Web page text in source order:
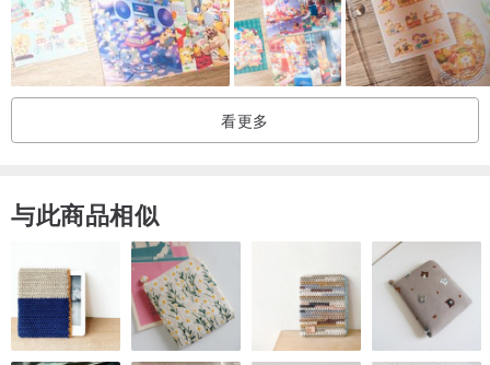
看更多
与此商品相似